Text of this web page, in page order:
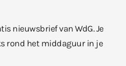
nieuwsbrief van WdG. Je
rond het middaguur in je